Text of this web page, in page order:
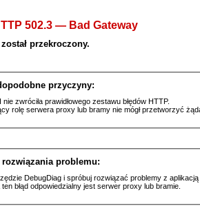
502.3 — Bad Gateway
przekroczony.
przyczyny:
zwróciła prawidłowego zestawu błędów HTTP.
rolę serwera proxy lub bramy nie mógł przetworzyć
problemu:
DebugDiag i spróbuj rozwiązać problemy z
błąd odpowiedzialny jest serwer proxy lub bramie.